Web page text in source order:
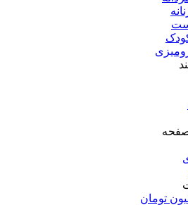
تومان